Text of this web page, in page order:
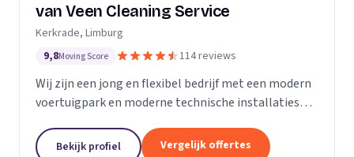
van Veen Cleaning Service
Kerkrade, Limburg
9,8Moving Score 114 reviews
Wij zijn een jong en flexibel bedrijf met een modern
voertuigpark en moderne technische installaties
zowel voor Particulier als zakelijke klanten....
Bekijk profiel Vergelijk offertes